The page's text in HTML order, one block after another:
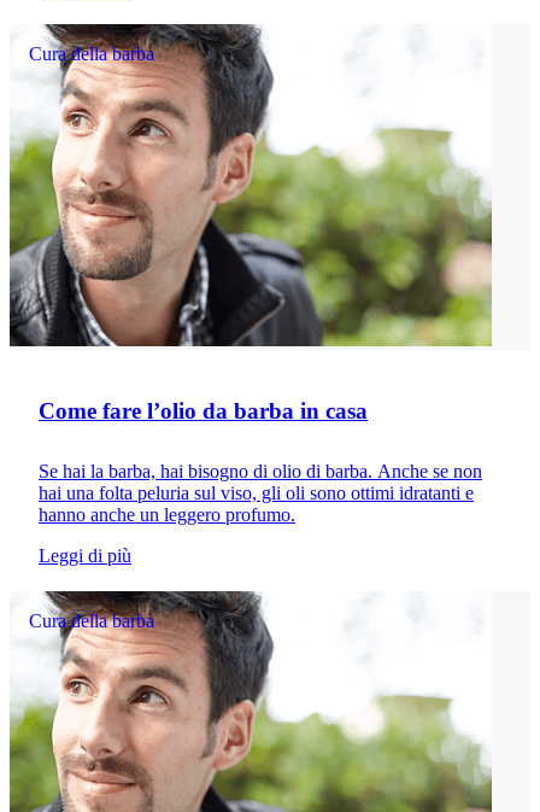
Cura della barba
Come fare l’olio da barba in casa
Se hai la barba, hai bisogno di olio di barba. Anche se non
hai una folta peluria sul viso, gli oli sono ottimi idratanti e
hanno anche un leggero profumo.
Leggi di più
Cura della barba